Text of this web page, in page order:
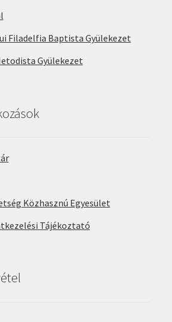
Filadelfia Baptista Gyülekezet
Gyülekezet
Közhasznú Egyesület
Tájékoztató